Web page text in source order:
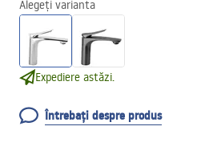
Alegeți varianta
Expediere astăzi.
Întrebați despre produs